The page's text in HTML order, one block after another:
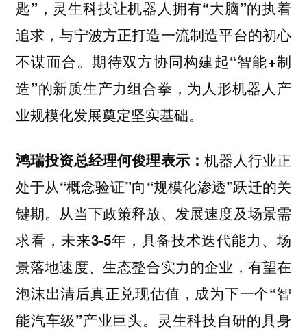
匙”，灵生科技让机器人拥有“大脑”的执着
追求，与宁波方正打造一流制造平台的初心
不谋而合。期待双方协同构建起“智能+制
造”的新质生产力组合拳，为人形机器人产
业规模化发展奠定坚实基础。
鸿瑞投资总经理何俊理表示：机器人行业正
处于从“概念验证”向“规模化渗透”跃迁的关
键期。从当下政策释放、发展速度及场景需
求看，未来3-5年，具备技术迭代能力、场
景落地速度、生态整合实力的企业，有望在
泡沫出清后真正兑现估值，成为下一个“智
能汽车级”产业巨头。灵生科技自研的具身